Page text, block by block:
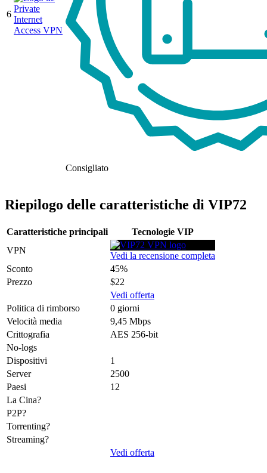
6
Consigliato
Riepilogo delle caratteristiche di VIP72
Caratteristiche principali
Tecnologie VIP
VPN
Vedi la recensione completa
Sconto
45%
Prezzo
$22
Vedi offerta
Politica di rimborso
0 giorni
Velocità media
9,45 Mbps
Crittografia
AES 256-bit
No-logs
Dispositivi
1
Server
2500
Paesi
12
La Cina?
P2P?
Torrenting?
Streaming?
Vedi offerta